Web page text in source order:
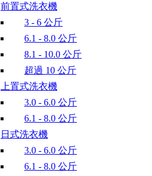
前置式洗衣機
3 - 6 公斤
6.1 - 8.0 公斤
8.1 - 10.0 公斤
超過 10 公斤
上置式洗衣機
3.0 - 6.0 公斤
6.1 - 8.0 公斤
日式洗衣機
3.0 - 6.0 公斤
6.1 - 8.0 公斤